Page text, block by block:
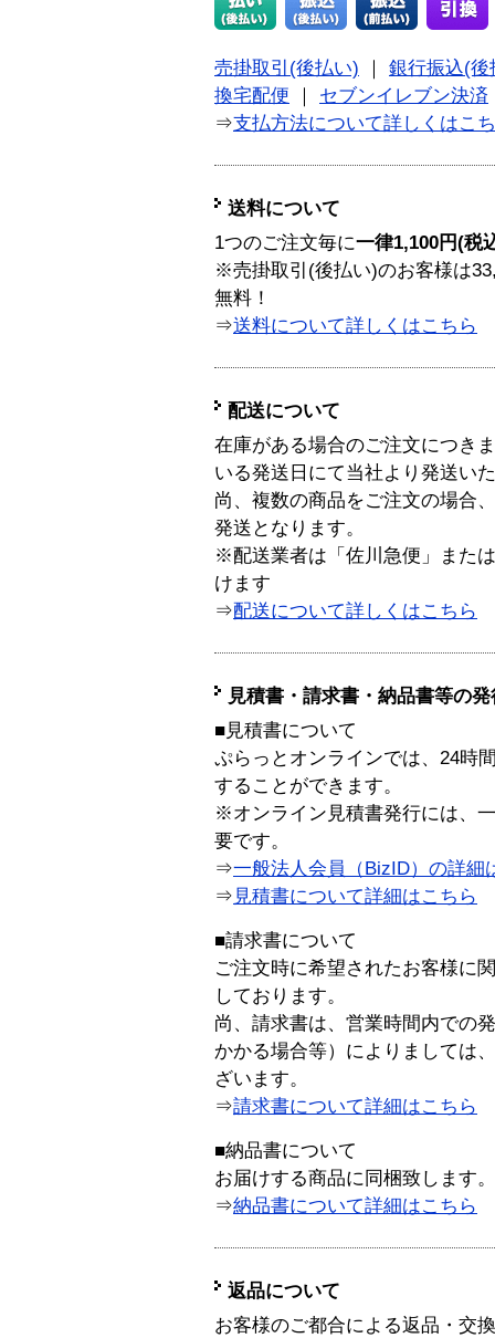
売掛取引(後払い)
銀行振込(後
換宅配便
セブンイレブン決済
⇒支払方法について詳しくはこ
送料について
1つのご注文毎に一律1,100円(税
※売掛取引(後払い)のお客様は
無料！
⇒送料について詳しくはこちら
配送について
在庫がある場合のご注文につき
いる発送日にて当社より発送い
尚、複数の商品をご注文の場合
発送となります。
※配送業者は「佐川急便」また
けます
⇒配送について詳しくはこちら
見積書・請求書・納品書等の
■見積書について
ぷらっとオンラインでは、24時
することができます。
※オンライン見積書発行には、
要です。
⇒一般法人会員（BizID）の詳細
⇒ 見積書について詳細はこちら
■請求書について
ご注文時に希望されたお客様に
しております。
尚、請求書は、営業時間内での
かかる場合等）によりましては
ざいます。
⇒請求書について詳細はこちら
■納品書について
お届けする商品に同梱致します。
⇒納品書について詳細はこちら
返品について
お客様のご都合による返品・交